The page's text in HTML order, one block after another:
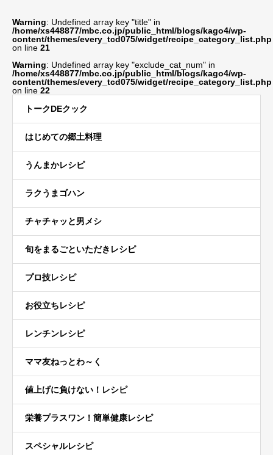
Warning: Undefined array key "title" in
/home/xs448877/mbc.co.jp/public_html/blogs/kago4/wp-
content/themes/every_tcd075/widget/recipe_category_list.php
on line 21
Warning: Undefined array key "exclude_cat_num" in
/home/xs448877/mbc.co.jp/public_html/blogs/kago4/wp-
content/themes/every_tcd075/widget/recipe_category_list.php
on line 22
トークDEクック
はじめての郷土料理
うんまかレシピ
ラクうまゴハン
チャチャッと男メシ
旬をまるごといただきレシピ
プロ技レシピ
お役立ちレシピ
レンチンレシピ
ママ友ねっとわ～く
値上げに負けない！レシピ
栄養プラスワン！簡単健康レシピ
スペシャルレシピ